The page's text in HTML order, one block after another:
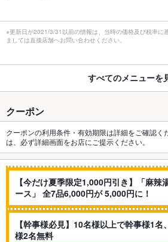
※更新日が2021/3/31以前の情報は、当時の価格及び税率に
ましては直接店舗へお問い合わせください。
すべてのメニューを
クーポン
クーポンの利用条件・有効期限は詳細をご確認く
は、必ず詳細画面をお店にご提示ください。
【今だけ夏季限定1,000円引き】「麻辣
ース」 全7品6,000円が 5,000円に！
【幹事様必見】10名様以上で幹事様1
様2名無料